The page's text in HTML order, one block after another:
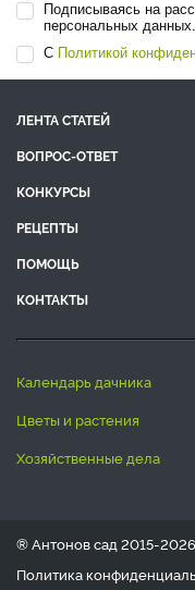
Подписываясь на
персональных данных.
С Политикой
ЛЕНТА СТАТЕЙ
ВОПРОС-ОТВЕТ
КОНКУРСЫ
РЕЦЕПТЫ
ПОМОЩЬ
КОНТАКТЫ
календарь дачника
цветы и растения
хозяйственные дела
® Антонов сад 2015-2026
Политика